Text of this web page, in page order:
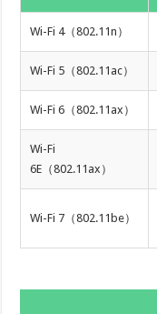
Wi-Fi 4（802.11n）
Wi-Fi 5（802.11ac）
Wi-Fi 6（802.11ax）
Wi-Fi
6E（802.11ax）
Wi-Fi 7（802.11be）